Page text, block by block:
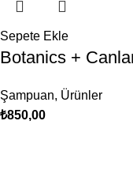
Sepete Ekle
Botanics +
Şampuan, Ürünler
₺850,00